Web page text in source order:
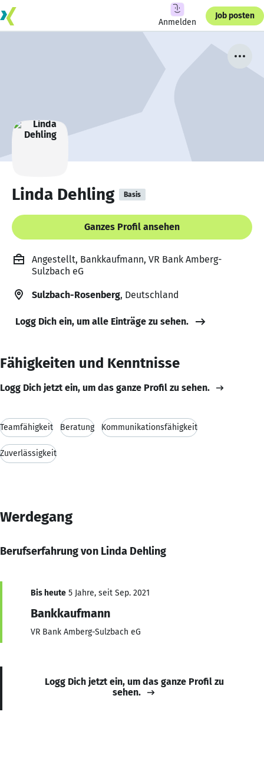
Anmelden
Job posten
Linda Dehling Basis
Ganzes Profil ansehen
Angestellt, Bankkaufmann, VR Bank Amberg-
Sulzbach eG
Sulzbach-Rosenberg, Deutschland
Logg Dich ein, um alle Einträge zu sehen.
Fähigkeiten und Kenntnisse
Logg Dich jetzt ein, um das ganze Profil zu sehen.
Teamfähigkeit Beratung Kommunikationsfähigkeit
Zuverlässigkeit
Werdegang
Berufserfahrung von Linda Dehling
Bis heute 5 Jahre, seit Sep. 2021
Bankkaufmann
VR Bank Amberg-Sulzbach eG
Logg Dich jetzt ein, um das ganze Profil zu
sehen.